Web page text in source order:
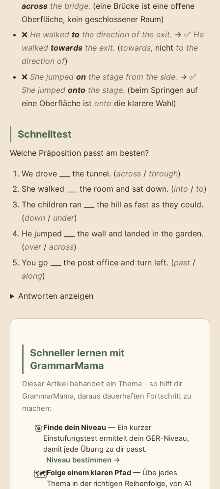
across the bridge. (eine Brücke ist eine offene
Oberfläche, kein geschlossener Raum)
❌ He walked to the direction of the exit. → ✅ He
walked towards the exit. (towards, nicht to the
direction of)
❌ She jumped on the stage from the side. → ✅
She jumped onto the stage. (beim Springen auf
eine Oberfläche ist onto die klarere Wahl)
Schnelltest
Welche Präposition passt am besten?
We drove ___ the tunnel. (across / through)
She walked ___ the room and sat down. (into / to)
The children ran ___ the hill as fast as they could.
(down / under)
He jumped ___ the wall and landed in the garden.
(over/ across)
You go ___ the post office and turn left. (past /
along)
Antworten anzeigen
Schneller lernen mit
GrammarMama
Dieser Artikel behandelt ein Thema – so hilft dir
GrammarMama, daraus dauerhaften Fortschritt zu
machen:
🎯Finde dein Niveau — Ein kurzer
Einstufungstest ermittelt dein GER-Niveau,
damit jede Übung zu dir passt.
Niveau bestimmen →
🗺️Folge einem klaren Pfad — Übe jedes
Thema in der richtigen Reihenfolge, von A1